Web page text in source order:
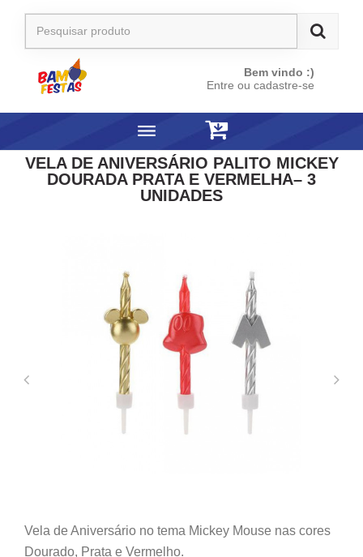
Bem vindo :)
Entre ou cadastre-se
VELA DE ANIVERSÁRIO PALITO MICKEY
DOURADA PRATA E VERMELHA– 3
UNIDADES
Vela de Aniversário no tema Mickey Mouse nas cores
Dourado, Prata e Vermelho.